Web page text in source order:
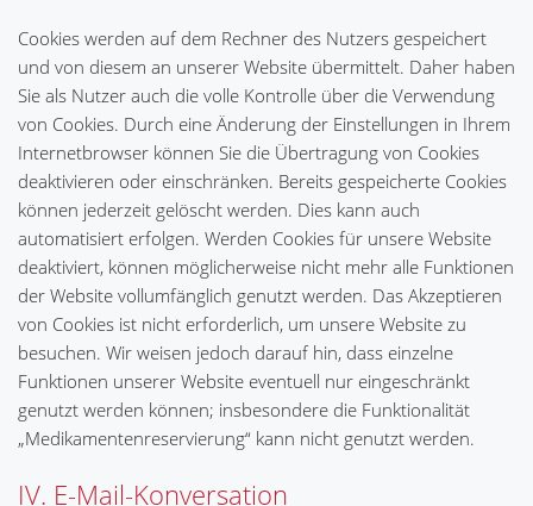
Cookies werden auf dem Rechner des Nutzers gespeichert
und von diesem an unserer Website übermittelt. Daher haben
Sie als Nutzer auch die volle Kontrolle über die Verwendung
von Cookies. Durch eine Änderung der Einstellungen in Ihrem
Internetbrowser können Sie die Übertragung von Cookies
deaktivieren oder einschränken. Bereits gespeicherte Cookies
können jederzeit gelöscht werden. Dies kann auch
automatisiert erfolgen. Werden Cookies für unsere Website
deaktiviert, können möglicherweise nicht mehr alle Funktionen
der Website vollumfänglich genutzt werden. Das Akzeptieren
von Cookies ist nicht erforderlich, um unsere Website zu
besuchen. Wir weisen jedoch darauf hin, dass einzelne
Funktionen unserer Website eventuell nur eingeschränkt
genutzt werden können; insbesondere die Funktionalität
„Medikamentenreservierung“ kann nicht genutzt werden.
IV. E-Mail-Konversation